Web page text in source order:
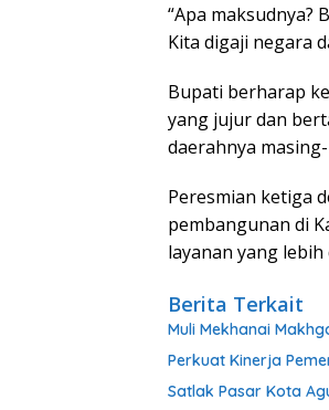
“Apa maksudnya?
Kita digaji negara
Bupati berharap
yang jujur dan
daerahnya
Peresmian ketiga
pembangunan di
layanan yang
Berita Terkait
Muli Mekhanai
Perkuat Kinerja
Satlak Pasar Kota